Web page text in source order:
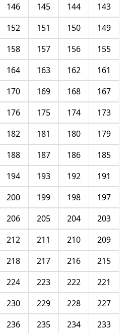
143
144
145
146
149
150
151
152
155
156
157
158
161
162
163
164
167
168
169
170
173
174
175
176
179
180
181
182
185
186
187
188
191
192
193
194
197
198
199
200
203
204
205
206
209
210
211
212
215
216
217
218
221
222
223
224
227
228
229
230
233
234
235
236